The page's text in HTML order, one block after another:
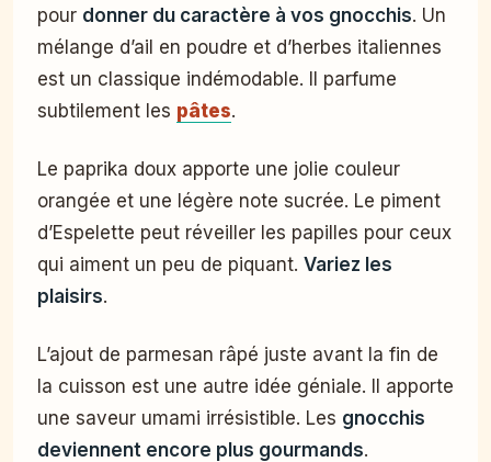
pour donner du caractère à vos gnocchis. Un
mélange d’ail en poudre et d’herbes italiennes
est un classique indémodable. Il parfume
subtilement les pâtes.
Le paprika doux apporte une jolie couleur
orangée et une légère note sucrée. Le piment
d’Espelette peut réveiller les papilles pour ceux
qui aiment un peu de piquant. Variez les
plaisirs.
L’ajout de parmesan râpé juste avant la fin de
la cuisson est une autre idée géniale. Il apporte
une saveur umami irrésistible. Les gnocchis
deviennent encore plus gourmands.